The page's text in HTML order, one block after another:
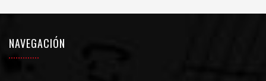
NAVEGACIÓN